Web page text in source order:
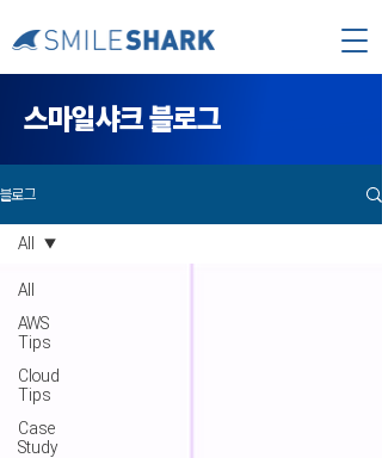
​스마일샤크 블로그
블로그
All
AWS
Tips
Cloud
Tips
Case
Study
All